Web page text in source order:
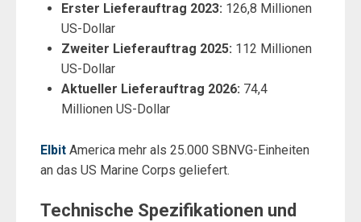
Erster Lieferauftrag 2023: 126,8 Millionen
US-Dollar
Zweiter Lieferauftrag 2025: 112 Millionen
US-Dollar
Aktueller Lieferauftrag 2026: 74,4
Millionen US-Dollar
Elbit America mehr als 25.000 SBNVG-Einheiten
an das US Marine Corps geliefert.
Technische Spezifikationen und